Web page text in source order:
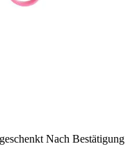
Nach Bestätigung